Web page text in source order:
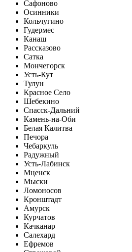
Сафоново
Осинники
Кольчугино
Гудермес
Канаш
Рассказово
Сатка
Мончегорск
Усть-Кут
Тулун
Красное Село
Шебекино
Спасск-Дальний
Камень-на-Оби
Белая Калитва
Печора
Чебаркуль
Радужный
Усть-Лабинск
Мценск
Мыски
Ломоносов
Кронштадт
Амурск
Курчатов
Качканар
Салехард
Ефремов